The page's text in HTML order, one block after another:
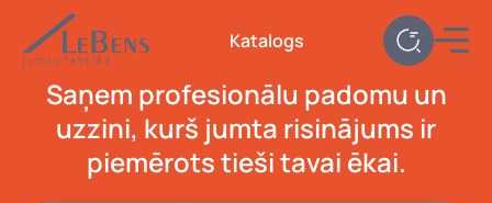
Katalogs
Saņem profesionālu padomu un
uzzini, kurš jumta risinājums ir
piemērots tieši tavai ēkai.